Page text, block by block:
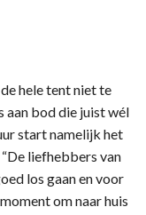
hele tent niet te
aan bod die juist wél
start namelijk het
“De liefhebbers van
los gaan en voor
om naar huis